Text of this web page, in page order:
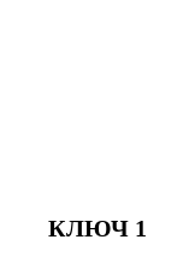
КЛЮЧ 1